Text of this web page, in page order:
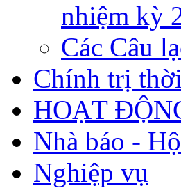
nhiệm kỳ
Các Câu
Chính trị
HOẠT
Nhà báo -
Nghiệp vụ